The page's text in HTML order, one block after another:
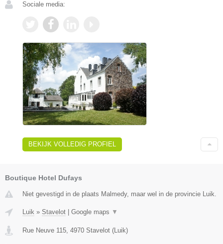
Sociale media:
BEKIJK VOLLEDIG PROFIEL
Boutique Hotel Dufays
Niet gevestigd in de plaats Malmedy, maar wel in de provincie Luik.
Luik » Stavelot | Google maps ▼
Rue Neuve 115 4970 Stavelot (Luik)